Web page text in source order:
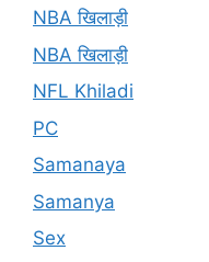
NBA खिलाड़ी
NBA खिलाड़ी
NFL Khiladi
PC
Samanaya
Samanya
Sex